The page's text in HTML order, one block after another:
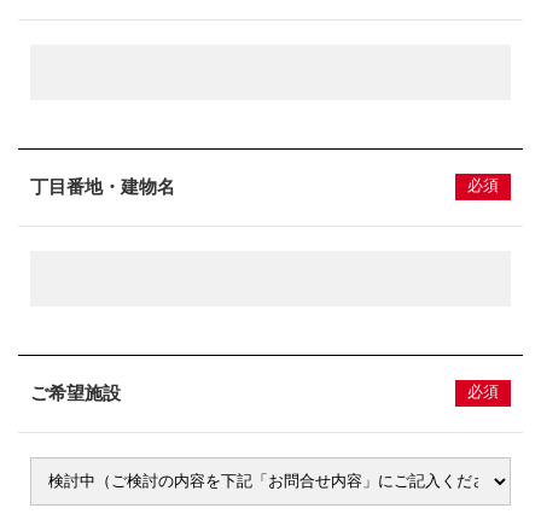
丁目番地・建物名 必須
ご希望施設 必須